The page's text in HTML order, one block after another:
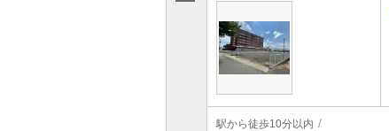
駅から徒歩10分以内